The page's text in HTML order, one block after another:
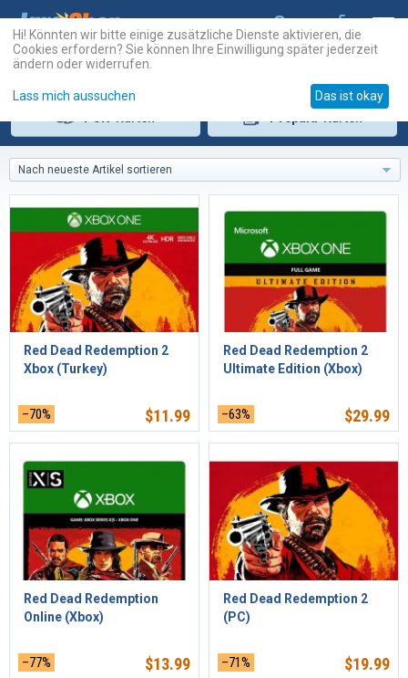
Nach neueste Artikel sortieren
Red Dead Redemption 2
Xbox (Turkey)
–70% $11.99
Red Dead Redemption 2
Ultimate Edition (Xbox)
–63% $29.99
Red Dead Redemption
Online (Xbox)
–77% $13.99
Red Dead Redemption 2
(PC)
–71% $19.99
Hi! Könnten wir bitte einige zusätzliche Dienste aktivieren, die
Cookies erfordern? Sie können Ihre Einwilligung später jederzeit
ändern oder widerrufen.
Lass mich aussuchen Das ist okay